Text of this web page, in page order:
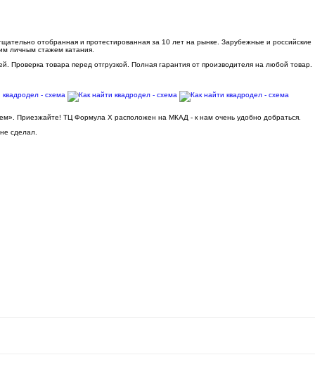
отобранная и протестированная за 10 лет на рынке. Зарубежные и российские
личным стажем катания.
товара перед отгрузкой. Полная гарантия от производителя на любой товар.
Приезжайте! ТЦ Формула Х расположен на МКАД - к нам очень удобно добраться.
сделал.